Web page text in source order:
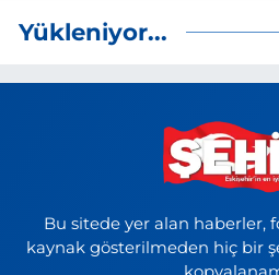
Yükleniyor...
Bu sitede yer alan haberler,
kaynak gösterilmeden hiç bir